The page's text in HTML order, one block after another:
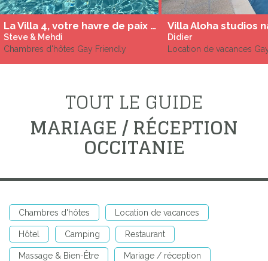
La Villa 4, votre havre de paix dans les Cévennes
Steve & Mehdi
Chambres d'hôtes Gay Friendly
Didier
Location de vacances
TOUT LE GUIDE
MARIAGE / RÉCEPTION
OCCITANIE
Chambres d'hôtes Location de vacances
Hôtel Camping Restaurant
Massage & Bien-Être Mariage / réception